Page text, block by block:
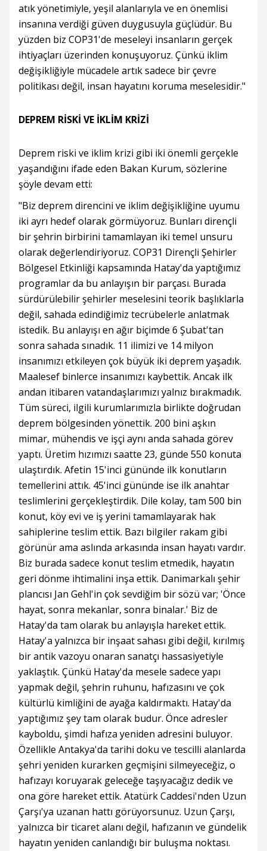
atık yönetimiyle, yeşil alanlarıyla ve en önemlisi
insanına verdiği güven duygusuyla güçlüdür. Bu
yüzden biz COP31'de meseleyi insanların gerçek
ihtiyaçları üzerinden konuşuyoruz. Çünkü iklim
değişikliğiyle mücadele artık sadece bir çevre
politikası değil, insan hayatını koruma meselesidir."
DEPREM RİSKİ VE İKLİM KRİZİ
Deprem riski ve iklim krizi gibi iki önemli gerçekle
yaşandığını ifade eden Bakan Kurum, sözlerine
şöyle devam etti:
"Biz deprem direncini ve iklim değişikliğine uyumu
iki ayrı hedef olarak görmüyoruz. Bunları dirençli
bir şehrin birbirini tamamlayan iki temel unsuru
olarak değerlendiriyoruz. COP31 Dirençli Şehirler
Bölgesel Etkinliği kapsamında Hatay'da yaptığımız
programlar da bu anlayışın bir parçası. Burada
sürdürülebilir şehirler meselesini teorik başlıklarla
değil, sahada edindiğimiz tecrübelerle anlatmak
istedik. Bu anlayışı en ağır biçimde 6 Şubat'tan
sonra sahada sınadık. 11 ilimizi ve 14 milyon
insanımızı etkileyen çok büyük iki deprem yaşadık.
Maalesef binlerce insanımızı kaybettik. Ancak ilk
andan itibaren vatandaşlarımızı yalnız bırakmadık.
Tüm süreci, ilgili kurumlarımızla birlikte doğrudan
deprem bölgesinden yönettik. 200 bini aşkın
mimar, mühendis ve işçi aynı anda sahada görev
yaptı. Üretim hızımızı saatte 23, günde 550 konuta
ulaştırdık. Afetin 15'inci gününde ilk konutların
temellerini attık. 45'inci gününde ise ilk anahtar
teslimlerini gerçekleştirdik. Dile kolay, tam 500 bin
konut, köy evi ve iş yerini tamamlayarak hak
sahiplerine teslim ettik. Bazı bilgiler rakam gibi
görünür ama aslında arkasında insan hayatı vardır.
Biz burada sadece konut teslim etmedik, hayatın
geri dönme ihtimalini inşa ettik. Danimarkalı şehir
plancısı Jan Gehl'in çok sevdiğim bir sözü var; 'Önce
hayat, sonra mekanlar, sonra binalar.' Biz de
Hatay'da tam olarak bu anlayışla hareket ettik.
Hatay'a yalnızca bir inşaat sahası gibi değil, kırılmış
bir antik vazoyu onaran sanatçı hassasiyetiyle
yaklaştık. Çünkü Hatay'da mesele sadece yapı
yapmak değil, şehrin ruhunu, hafızasını ve çok
kültürlü kimliğini de ayağa kaldırmaktı. Hatay'da
yaptığımız şey tam olarak budur. Önce adresler
kayboldu, şimdi hafıza yeniden adresini buluyor.
Özellikle Antakya'da tarihi doku ve tescilli alanlarda
şehri yeniden kurarken geçmişini silmeyeceğiz, o
hafızayı koruyarak geleceğe taşıyacağız dedik ve
ona göre hareket ettik. Atatürk Caddesi'nden Uzun
Çarşı'ya uzanan hattı görüyorsunuz. Uzun Çarşı,
yalnızca bir ticaret alanı değil, hafızanın ve gündelik
hayatın yeniden canlandığı bir buluşma noktası.